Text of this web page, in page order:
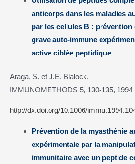
anticorps dans les maladies
par les cellules B : prévention
grave auto-immune
active ciblée peptidique.
Araga, S. et J.E. Blalock.
IMMUNOMETHODS 5, 130-135, 1994
http://dx.doi.org/10.1006/
Prévention de la myasthénie
expérimentale par la
immunitaire avec un peptide